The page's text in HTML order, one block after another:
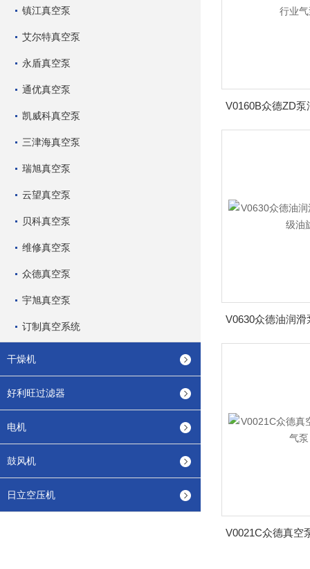
镇江真空泵
艾尔特真空泵
永盾真空泵
通优真空泵
凯威科真空泵
三津海真空泵
瑞旭真空泵
云望真空泵
贝科真空泵
维修真空泵
众德真空泵
宇旭真空泵
订制真空系统
干燥机
好利旺过滤器
电机
鼓风机
日立空压机